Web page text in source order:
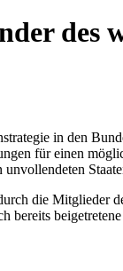
des
in den
für einen
die Mitglieder